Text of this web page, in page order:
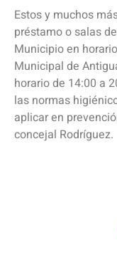
Estos y muchos
préstamo o salas
Municipio en
Municipal de
horario de 14:00 a
las normas
aplicar en
concejal Rodríguez.